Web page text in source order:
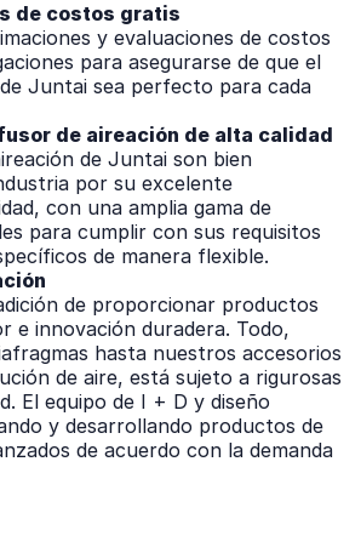
de costos gratis
y evaluaciones de costos
para asegurarse de que el
Juntai sea perfecto para cada
de aireación de alta calidad
de Juntai son bien
por su excelente
con una amplia gama de
para cumplir con sus requisitos
de manera flexible.
de proporcionar productos
e innovación duradera. Todo,
hasta nuestros accesorios
de aire, está sujeto a rigurosas
El equipo de I + D y diseño
y desarrollando productos de
de acuerdo con la demanda